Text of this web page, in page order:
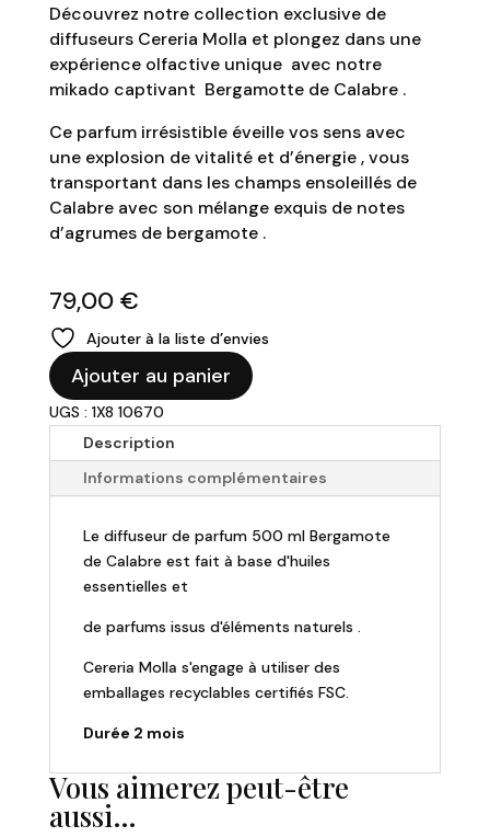
Découvrez notre collection exclusive de
diffuseurs Cereria Molla et plongez dans une
expérience olfactive unique avec notre
mikado captivant Bergamotte de Calabre .
Ce parfum irrésistible éveille vos sens avec
une explosion de vitalité et d’énergie , vous
transportant dans les champs ensoleillés de
Calabre avec son mélange exquis de notes
d’agrumes de bergamote .
79,00 €
Ajouter à la liste d’envies
quantité
de
Cereria
Molla
-
Diffuseur
Parfum
Bergamote
Ajouter au panier
UGS : 1X8 10670
Description
Informations complémentaires
Le diffuseur de parfum 500 ml Bergamote
de Calabre est fait à base d'huiles
essentielles et
de parfums issus d'éléments naturels .
Cereria Molla s'engage à utiliser des
emballages recyclables certifiés FSC.
Durée 2 mois
Vous aimerez peut-être
aussi…